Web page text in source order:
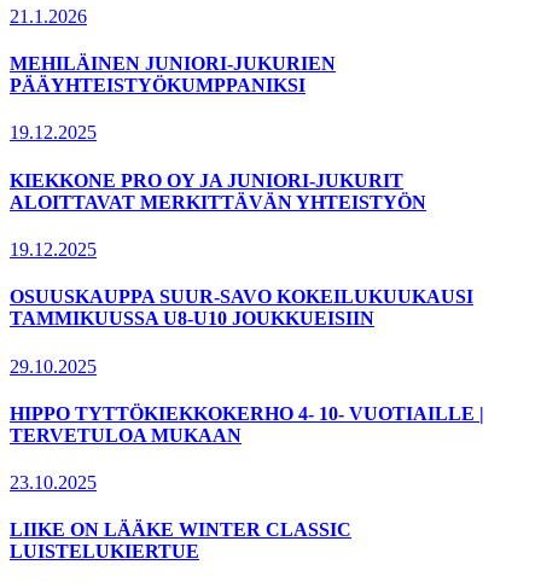
21.1.2026
MEHILÄINEN JUNIORI-JUKURIEN
PÄÄYHTEISTYÖKUMPPANIKSI
19.12.2025
KIEKKONE PRO OY JA JUNIORI-JUKURIT
ALOITTAVAT MERKITTÄVÄN YHTEISTYÖN
19.12.2025
OSUUSKAUPPA SUUR-SAVO KOKEILUKUUKAUSI
TAMMIKUUSSA U8-U10 JOUKKUEISIIN
29.10.2025
HIPPO TYTTÖKIEKKOKERHO 4- 10- VUOTIAILLE |
TERVETULOA MUKAAN
23.10.2025
LIIKE ON LÄÄKE WINTER CLASSIC
LUISTELUKIERTUE